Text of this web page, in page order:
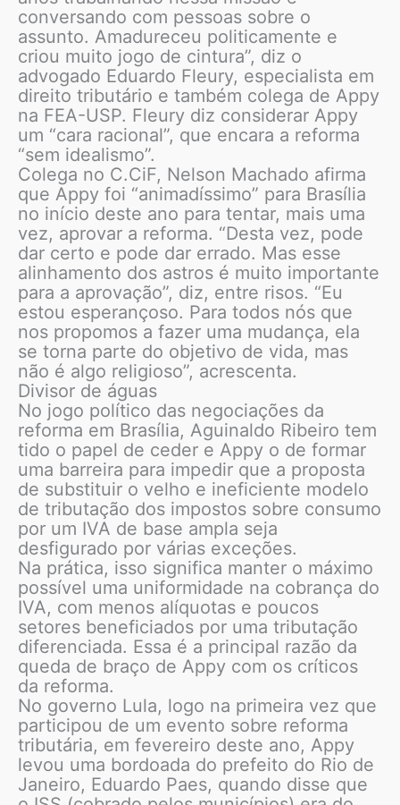
conversando com pessoas sobre o
assunto. Amadureceu politicamente e
criou muito jogo de cintura”, diz o
advogado Eduardo Fleury, especialista em
direito tributário e também colega de Appy
na FEA-USP. Fleury diz considerar Appy
um “cara racional”, que encara a reforma
“sem idealismo”.
Colega no C.CiF, Nelson Machado afirma
que Appy foi “animadíssimo” para Brasília
no início deste ano para tentar, mais uma
vez, aprovar a reforma. “Desta vez, pode
dar certo e pode dar errado. Mas esse
alinhamento dos astros é muito importante
para a aprovação”, diz, entre risos. “Eu
estou esperançoso. Para todos nós que
nos propomos a fazer uma mudança, ela
se torna parte do objetivo de vida, mas
não é algo religioso”, acrescenta.
Divisor de águas
No jogo político das negociações da
reforma em Brasília, Aguinaldo Ribeiro tem
tido o papel de ceder e Appy o de formar
uma barreira para impedir que a proposta
de substituir o velho e ineficiente modelo
de tributação dos impostos sobre consumo
por um IVA de base ampla seja
desfigurado por várias exceções.
Na prática, isso significa manter o máximo
possível uma uniformidade na cobrança do
IVA, com menos alíquotas e poucos
setores beneficiados por uma tributação
diferenciada. Essa é a principal razão da
queda de braço de Appy com os críticos
da reforma.
No governo Lula, logo na primeira vez que
participou de um evento sobre reforma
tributária, em fevereiro deste ano, Appy
levou uma bordoada do prefeito do Rio de
Janeiro, Eduardo Paes, quando disse que